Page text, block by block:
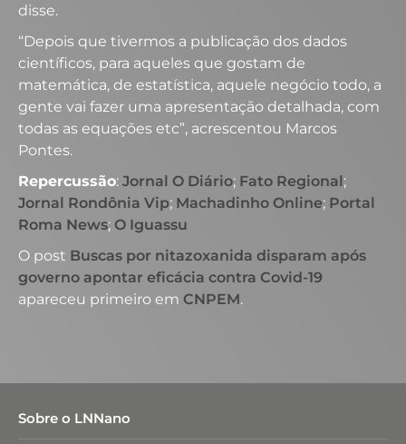
disse.
“Depois que tivermos a publicação dos dados
científicos, para aqueles que gostam de
matemática, de estatística, aquele negócio todo, a
gente vai fazer uma apresentação detalhada, com
todas as equações etc”, acrescentou Marcos
Pontes.
Repercussão: Jornal O Diário; Fato Regional;
Jornal Rondônia Vip; Machadinho Online; Portal
Roma News; O Iguassu
O post Buscas por nitazoxanida disparam após
governo apontar eficácia contra Covid-19
apareceu primeiro em CNPEM.
Sobre o LNNano